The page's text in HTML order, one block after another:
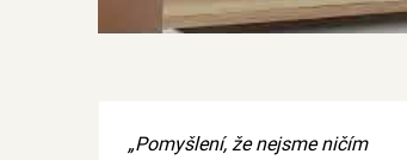
„Pomyšlení, že nejsme ničím